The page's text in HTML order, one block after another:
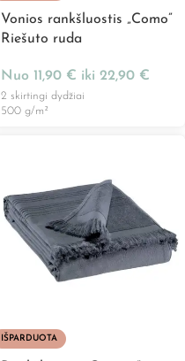
Vonios rankšluostis „Como”
Riešuto ruda
Nuo 11,90 € iki 22,90 €
2 skirtingi dydžiai
500 g/m²
IŠPARDUOTA